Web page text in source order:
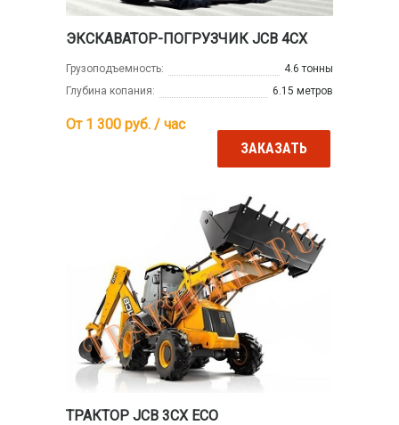
ЭКСКАВАТОР-ПОГРУЗЧИК JCB 4CX
Грузоподъемность:
4.6 тонны
Глубина копания:
6.15 метров
От 1 300 руб. / час
ЗАКАЗАТЬ
ТРАКТОР JCB 3CX ECO